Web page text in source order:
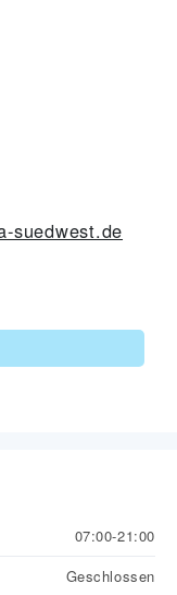
suedwest.de
07:00-21:00
Geschlossen